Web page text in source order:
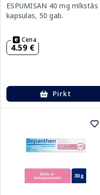
ESPUMISAN 40 mg mīkstās
kapsulas, 50 gab.
Cena
4.59 €
Pirkt